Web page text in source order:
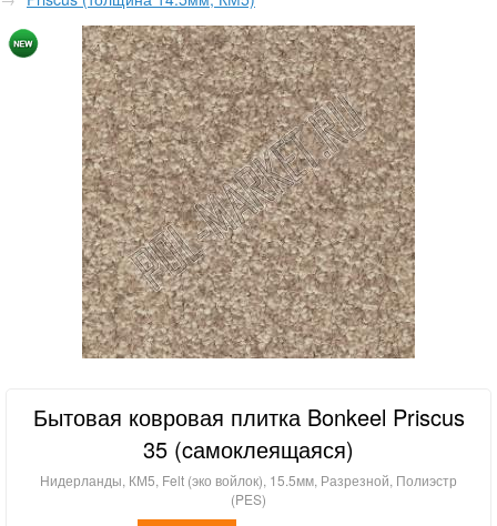
Бытовая ковровая плитка Bonkeel Priscus
35 (cамоклеящаяся)
Нидерланды, КМ5, Felt (эко войлок), 15.5мм, Разрезной, Полиэстр
(PES)